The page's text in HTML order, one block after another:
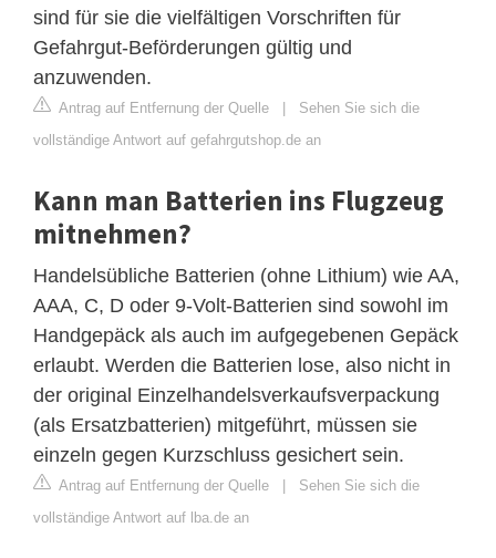
sind für sie die vielfältigen Vorschriften für
Gefahrgut-Beförderungen gültig und
anzuwenden.
Antrag auf Entfernung der Quelle | Sehen Sie sich die
vollständige Antwort auf gefahrgutshop.de an
Kann man Batterien ins Flugzeug
mitnehmen?
Handelsübliche Batterien (ohne Lithium) wie AA,
AAA, C, D oder 9-Volt-Batterien sind sowohl im
Handgepäck als auch im aufgegebenen Gepäck
erlaubt. Werden die Batterien lose, also nicht in
der original Einzelhandelsverkaufsverpackung
(als Ersatzbatterien) mitgeführt, müssen sie
einzeln gegen Kurzschluss gesichert sein.
Antrag auf Entfernung der Quelle | Sehen Sie sich die
vollständige Antwort auf lba.de an